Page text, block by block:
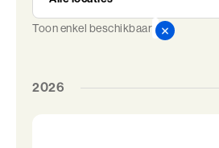
Toon enkel beschikbaar
2026